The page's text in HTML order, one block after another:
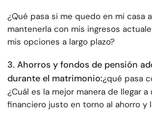
¿Qué pasa si me quedo en mi casa
mantenerla con mis ingresos
mis opciones a largo plazo?
3. Ahorros y fondos de pensión
durante el matrimonio:¿qué pasa
¿Cuál es la mejor manera de llegar
financiero justo en torno al ahorro y